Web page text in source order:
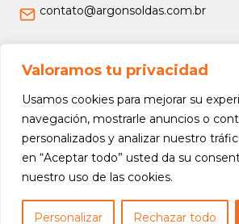
Valoramos tu privacidad
Usamos cookies para mejorar su
navegación, mostrarle anuncios o
personalizados y analizar nuestro
en “Aceptar todo” usted da su
nuestro uso de las cookies.
Personalizar Rechazar todo
contato@argonsoldas.com.br
Jurídico
Termos e Condições
Política de Privacidade
Política de Devolução e
Copyright © 2026 Argon Soldas (Lei 9610 de 19/02/